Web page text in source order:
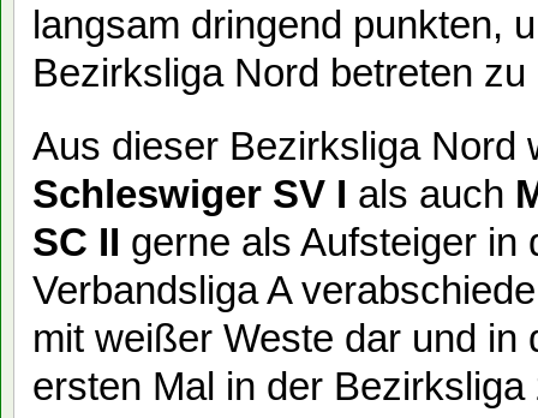
langsam dringend punkten,
Bezirksliga Nord betreten
Aus dieser Bezirksliga Nord
Schleswiger SV I als auch
SC II gerne als Aufsteiger in
Verbandsliga A
mit weißer Weste dar und
ersten Mal in der